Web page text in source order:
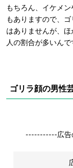
もちろん、イケメ
もありますので、
はありませんが、
人の割合が多いんで
ゴリラ顔の男性
-----------広告